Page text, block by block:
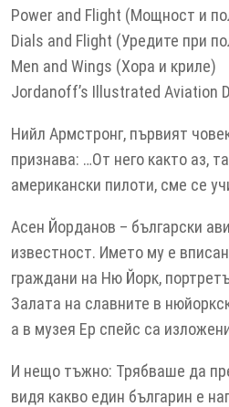
Power and Flight (Мощност и
Dials and Flight (Уредите при
Men and Wings (Хора и криле)
Jordanoff’s Illustrated Aviation
Нийл Армстронг, първият
признава: …От него както аз,
американски пилоти, сме се
Асен Йорданов – български
известност. Името му е
граждани на Ню Йорк,
Залата на славните в
а в музея Ер спейс са
И нещо тъжно: Трябваше да
видя какво един българин е